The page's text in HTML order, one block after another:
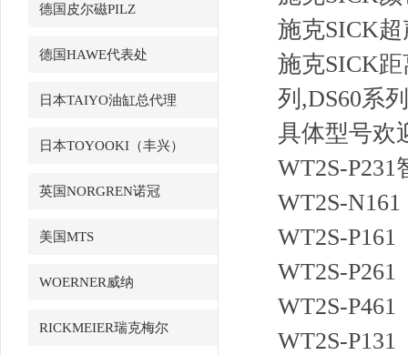
德国皮尔磁PILZ
德国HAWE代表处
日本TAIYO油缸总代理
日本TOYOOKI（丰兴）
英国NORGREN诺冠
美国MTS
WOERNER威纳
RICKMEIER瑞克梅尔
施克SICK
施克SICK
列,DS60系
具体型号欢
WT2S-
WT2S-N161
WT2S-P161
WT2S-P261
WT2S-P461
WT2S-P131